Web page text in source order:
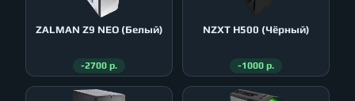
ZALMAN Z9 NEO (Белый)
-2700 р.
NZXT H500 (Чёрный)
-1000 р.